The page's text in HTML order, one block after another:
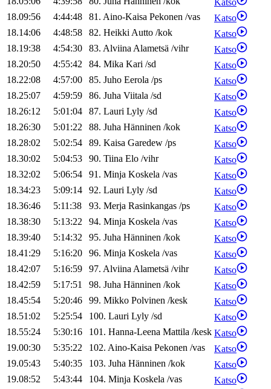
Katso
18.09:56
4:44:48 81. Aino-Kaisa Pekonen /vas
Katso
18.14:06
4:48:58 82. HeikkiAutto /kok
Katso
18.19:38
4:54:30 83. AlviinaAlametsä /vihr
Katso
18.20:50
4:55:42 84. Mika Kari /sd
Katso
18.22:08
4:57:00 85. Juho Eerola /ps
Katso
18.25:07
4:59:59 86. Juha Viitala /sd
Katso
18.26:12
5:01:04 87. Lauri Lyly /sd
Katso
18.26:30
5:01:22 88. Juha Hänninen /kok
Katso
18.28:02
5:02:54 89. Kaisa Garedew /ps
Katso
18.30:02
5:04:53 90. Tiina Elo /vihr
Katso
18.32:02
5:06:54 91. Minja Koskela /vas
Katso
18.34:23
5:09:14 92. Lauri Lyly /sd
Katso
18.36:46
5:11:38 93. Merja Rasinkangas /ps
Katso
18.38:30
5:13:22 94. Minja Koskela /vas
Katso
18.39:40
5:14:32 95. Juha Hänninen /kok
Katso
18.41:29
5:16:20 96. Minja Koskela /vas
Katso
18.42:07
5:16:59 97. AlviinaAlametsä /vihr
Katso
18.42:59
5:17:51 98. Juha Hänninen /kok
Katso
18.45:54
5:20:46 99. Mikko Polvinen /kesk
Katso
18.51:02
5:25:54 100. Lauri Lyly /sd
Katso
18.55:24
5:30:16 101. Hanna-Leena Mattila /kesk Katso
19.00:30
5:35:22 102. Aino-Kaisa Pekonen /vas
Katso
19.05:43
5:40:35 103. Juha Hänninen /kok
Katso
19.08:52
5:43:44 104. Minja Koskela /vas
Katso